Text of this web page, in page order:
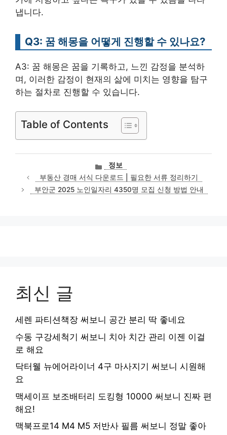
냅니다.
Q3: 꿈 해몽을 어떻게 진행할 수 있나요?
A3: 꿈 해몽은 꿈을 기록하고, 느낀 감정을 분석하
며, 이러한 감정이 현재의 삶에 미치는 영향을 탐구
하는 절차로 진행할 수 있습니다.
Table of Contents
카
테
고
리
정보
부동산 경매 서식 다운로드 | 필요한 서류 정리하기
부안군 2025 노인일자리 4350명 모집 신청 방법 안내
최신 글
세렌 파티션책장 써보니 공간 분리 딱 좋네요
수동 구강세척기 써보니 치아 치간 관리 이젠 이걸
로 해요
닥터웰 뉴에어라이너 4구 마사지기 써보니 시원해
요
맥세이프 보조배터리 도킹형 10000 써보니 진짜 편
해요!
맥북프로14 M4 M5 저반사 필름 써보니 정말 좋아